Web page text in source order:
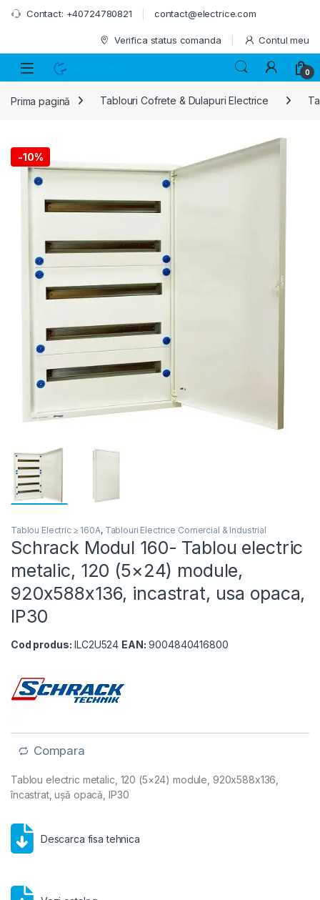
Skip to navigation
Skip to content
Contact: +40724780821 contact@electrice.com
Verifica status comanda Contul meu
0
Prima pagină Tablouri Cofrete & Dulapuri Electrice
-10%
Tablou Electric ≥ 160A, Tablouri Electrice Comercial & Industrial
Schrack Modul 160- Tablou electric
metalic, 120 (5×24) module,
920x588x136, incastrat, usa opaca,
IP30
Cod produs: ILC2U524 EAN: 9004840416800
Compara
Tablou electric metalic, 120 (5×24) module, 920x588x136,
încastrat, ușă opacă, IP30
Descarca fisa tehnica